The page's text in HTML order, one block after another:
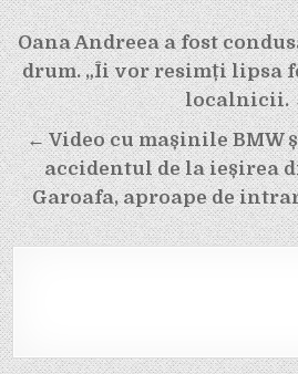
Navigare
în
articole
Oana Andreea a fost
drum. „Îi vor resimți lipsa
localnicii.
← Video cu mașinile BMW
accidentul de la ieșirea
Garoafa, aproape de